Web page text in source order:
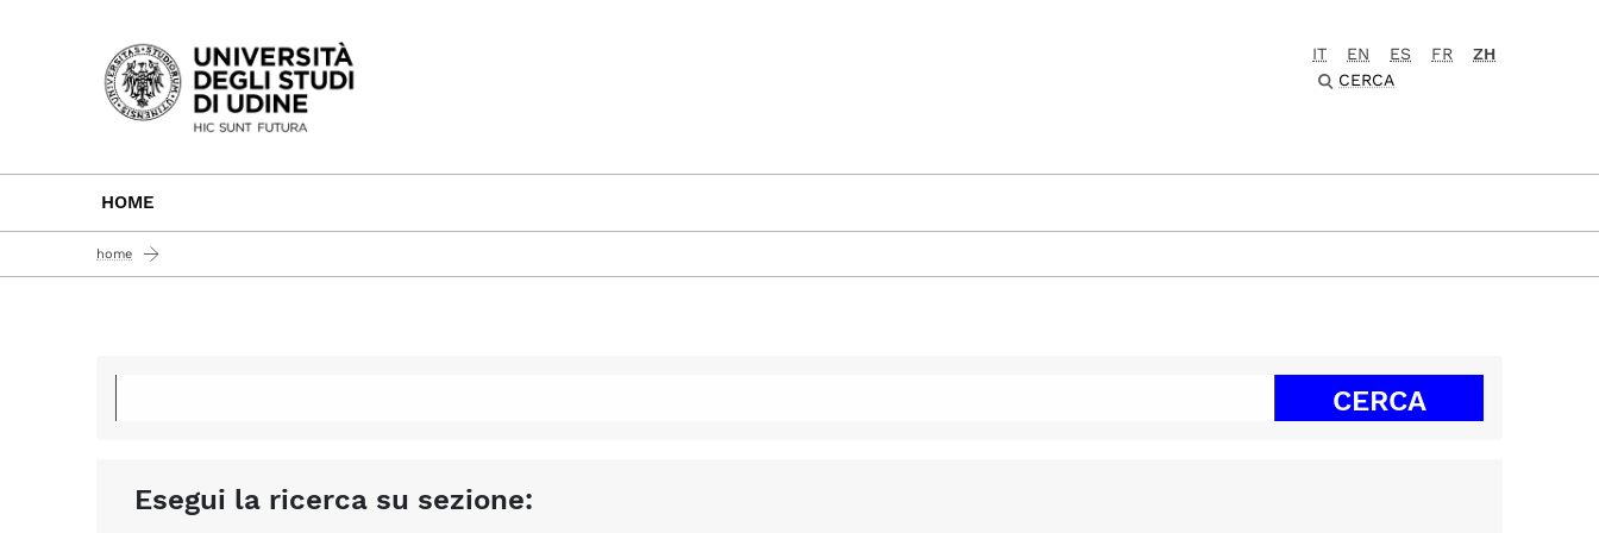
Passa al contenuto principale
IT EN ES FR
ZH
CERCA
HOME
home
Esegui la ricerca su sezione: